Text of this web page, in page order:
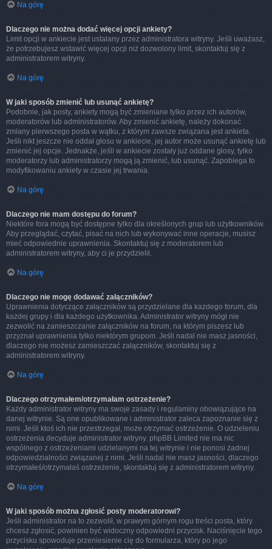
Na górę
Dlaczego nie można dodać więcej opcji ankiety?
Limit opcji w ankiecie jest ustalany przez administratora witryny. Jeśli uważasz,
że potrzebujesz wstawić więcej opcji niż dozwolony limit, skontaktuj się z
administratorem witryny.
Na górę
W jaki sposób zmienić lub usunąć ankietę?
Podobnie, jak posty, ankiety mogą być zmieniane tylko przez ich autorów,
moderatorów lub administratorów. Aby zmienić ankietę, należy dokonać
zmiany pierwszego posta w wątku, z którym zawsze związana jest ankieta.
Jeśli nikt jeszcze nie oddał głosu w ankiecie, jej autor może usunąć ankietę lub
zmienić jej opcje. Jednakże, jeśli w ankiecie zostały już oddane głosy, tylko
moderatorzy lub administratorzy mogą ją zmienić, lub usunąć. Zapobiega to
modyfikowaniu ankiety w czasie jej trwania.
Na górę
Dlaczego nie mam dostępu do forum?
Niektóre fora mogą być dostępne tylko dla określonych grup lub użytkowników.
Aby przeglądać, czytać, pisać na nich lub wykonywać inne operacje, musisz
mieć odpowiednie uprawnienia. Skontaktuj się z moderatorem lub
administratorem witryny, aby ci je przydzielił.
Na górę
Dlaczego nie mogę dodawać załączników?
Uprawnienia dotyczące załączników są przydzielane dla każdego forum, dla
każdej grupy i dla każdego użytkownika. Administrator witryny mógł nie
zezwolić na zamieszczanie załączników na forum, na którym piszesz lub
przyznał uprawnienia tylko niektórym grupom. Jeśli nadal nie masz jasności,
dlaczego nie możesz zamieszczać załączników, skontaktuj się z
administratorem witryny.
Na górę
Dlaczego otrzymałem/otrzymałam ostrzeżenie?
Każdy administrator witryny ma swoje zasady i regulaminy obowiązujące na
danej witrynie. Są one opublikowane i administrator zaleca zapoznanie się z
nimi. Jeśli ktoś ich nie przestrzegał, może otrzymać ostrzeżenie. O udzieleniu
ostrzeżenia decyduje administrator witryny. phpBB Limited nie ma nic
wspólnego z ostrzeżeniami udzielanymi na tej witrynie i nie ponosi żadnej
odpowiedzialności związanej z nimi. Jeśli nadal nie masz jasności, dlaczego
otrzymałeś/otrzymałaś ostrzeżenie, skontaktuj się z administratorem witryny.
Na górę
W jaki sposób można zgłosić posty moderatorowi?
Jeśli administrator na to zezwolił, w prawym górnym rogu treści posta, który
chcesz zgłosić, powinien być widoczny odpowiedni przycisk. Naciśnięcie tego
przycisku spowoduje przeniesienie cię do formularza, który po jego